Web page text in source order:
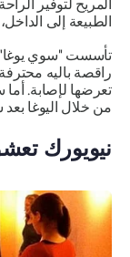
المريح لتوفير
الطبيعة إلى
تأسست "سوي يوغا"
راقصة باليه محترفة
تعرضها لإصابة.
من خلال اليوغا
نيويورك